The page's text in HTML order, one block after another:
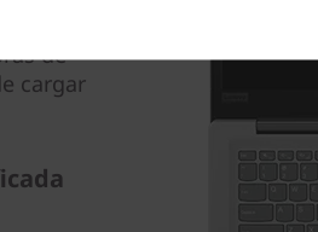
última
de
cargar